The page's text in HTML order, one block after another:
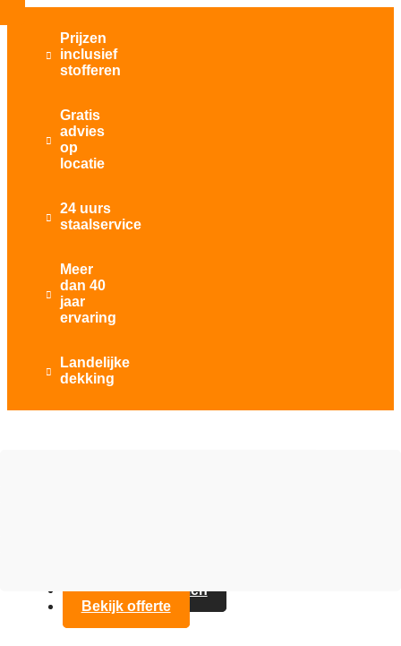

Prijzen
inclusief
stofferen

Gratis
advies
op
locatie

24 uurs
staalservice

Meer
dan 40
jaar
ervaring

Landelijke
dekking
Contact opnemen
Bekijk offerte